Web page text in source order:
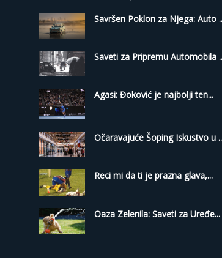
Savršen Poklon za Njega: Auto
Saveti za Pripremu Automobila
Agasi: Đoković je najbolji ten...
Očaravajuće Šoping Iskustvo u
Reci mi da ti je prazna glava,...
Oaza Zelenila: Saveti za Uređe...